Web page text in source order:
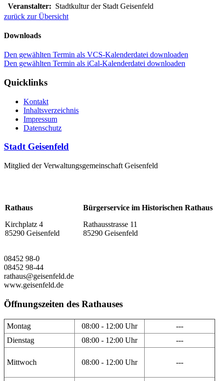
Veranstalter: Stadtkultur der Stadt Geisenfeld
zurück zur Übersicht
Downloads
Den gewählten Termin als VCS-Kalenderdatei downloaden
Den gewählten Termin als iCal-Kalenderdatei downloaden
Quicklinks
Kontakt
Inhaltsverzeichnis
Impressum
Datenschutz
Stadt Geisenfeld
Mitglied der Verwaltungsgemeinschaft Geisenfeld
Rathaus
Kirchplatz 4
85290 Geisenfeld
Bürgerservice im Historischen Rathaus
Rathausstrasse 11
85290 Geisenfeld
08452 98-0
08452 98-44
rathaus@geisenfeld.de
www.geisenfeld.de
Öffnungszeiten des Rathauses
Montag 08:00 - 12:00 Uhr
---
Dienstag
08:00 - 12:00 Uhr ---
Mittwoch 08:00 - 12:00 Uhr ---